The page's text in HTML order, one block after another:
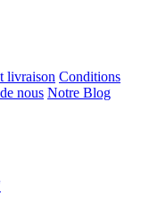
livraison Conditions
nous Notre Blog